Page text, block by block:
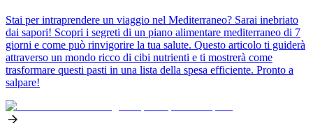
Stai per intraprendere un viaggio nel Mediterraneo? Sarai inebriato
dai sapori! Scopri i segreti di un piano alimentare mediterraneo di 7
giorni e come può rinvigorire la tua salute. Questo articolo ti guiderà
attraverso un mondo ricco di cibi nutrienti e ti mostrerà come
trasformare questi pasti in una lista della spesa efficiente. Pronto a
salpare!